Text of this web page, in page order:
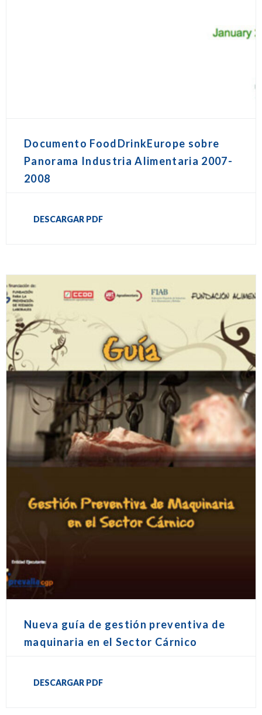
Documento FoodDrinkEurope sobre
Panorama Industria Alimentaria 2007-
2008
DESCARGAR PDF
Nueva guía de gestión preventiva de
maquinaria en el Sector Cárnico
DESCARGAR PDF